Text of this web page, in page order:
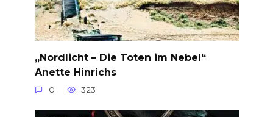
„Nordlicht – Die Toten im Nebel“
Anette Hinrichs
0 323